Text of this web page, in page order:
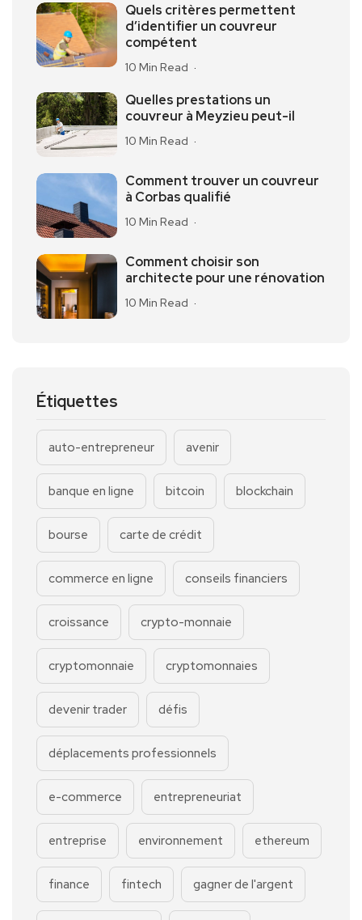
Quels critères permettent
d’identifier un couvreur
compétent
10 Min Read
Quelles prestations un
couvreur à Meyzieu peut-il
10 Min Read
Comment trouver un couvreur
à Corbas qualifié
10 Min Read
Comment choisir son
architecte pour une rénovation
10 Min Read
Étiquettes
auto-entrepreneur avenir
banque en ligne bitcoin blockchain
bourse carte de crédit
commerce en ligne conseils financiers
croissance crypto-monnaie
cryptomonnaie cryptomonnaies
devenir trader défis
déplacements professionnels
e-commerce entrepreneuriat
entreprise environnement ethereum
finance fintech gagner de l'argent